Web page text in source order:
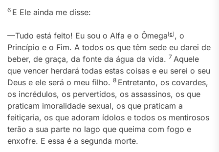
6 E Ele ainda me disse:
—Tudo está feito! Eu sou o Alfa e o Ômega[c], o
Princípio e o Fim. A todos os que têm sede eu darei de
beber, de graça, da fonte da água da vida. 7 Aquele
que vencer herdará todas estas coisas e eu serei o seu
Deus e ele será o meu filho. 8 Entretanto, os covardes,
os incrédulos, os pervertidos, os assassinos, os que
praticam imoralidade sexual, os que praticam a
feitiçaria, os que adoram ídolos e todos os mentirosos
terão a sua parte no lago que queima com fogo e
enxofre. E essa é a segunda morte.